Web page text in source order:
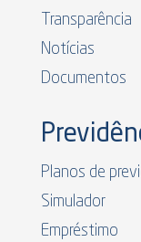
Transparência
Notícias
Documentos
Planos de
Simulador
Empréstimo